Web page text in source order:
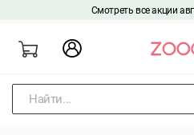
Смотреть все акции
Найти...